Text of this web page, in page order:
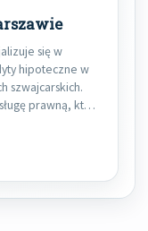
się w
hipoteczne w
szwajcarskich.
prawną, która